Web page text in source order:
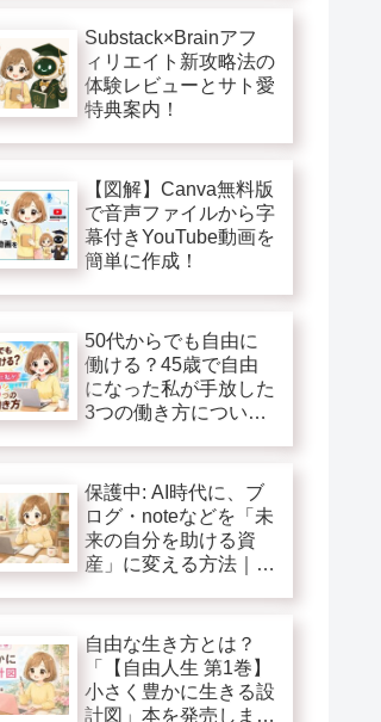
Substack×Brainアフ
ィリエイト新攻略法の
体験レビューとサト愛
特典案内！
【図解】Canva無料版
で音声ファイルから字
幕付きYouTube動画を
簡単に作成！
50代からでも自由に
働ける？45歳で自由
になった私が手放した
3つの働き方につい
保護中: AI時代に、ブ
ログ・noteなどを「未
来の自分を助ける資
産」に変える方法｜自
自由な生き方とは？
「【自由人生 第1巻】
小さく豊かに生きる設
計図」本を発売しま